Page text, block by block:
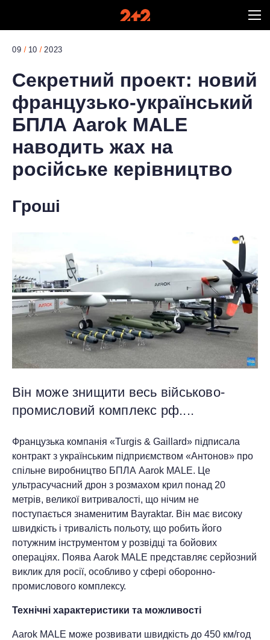
09 10 2023
Секретний проект: новий
французько-український
БПЛА Aarok MALE
наводить жах на
російське керівництво
Гроші
Він може знищити весь військово-
промисловий комплекс рф....
Французька компанія «Turgis & Gaillard» підписала
контракт з українським підприємством «Антонов» про
спільне виробництво БПЛА Aarok MALE. Це
ультрасучасний дрон з розмахом крил понад 20
метрів, великої витривалості, що нічим не
поступається знаменитим Bayraktar. Він має високу
швидкість і тривалість польоту, що робить його
потужним інструментом у розвідці та бойових
операціях. Поява Aarok MALE представляє серйозний
виклик для росії, особливо у сфері оборонно-
промислового комплексу.
Технічні характеристики та можливості
Aarok MALE може розвивати швидкість до 450 км/год